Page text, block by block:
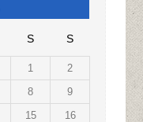
S S
1
2
8
9
15
16